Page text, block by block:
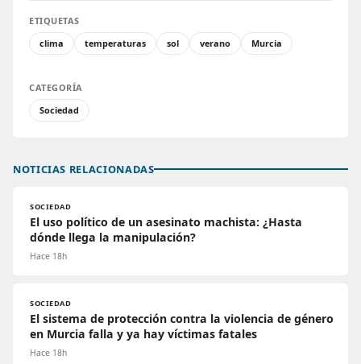
ETIQUETAS
clima
temperaturas sol verano Murcia
CATEGORÍA
Sociedad
NOTICIAS RELACIONADAS
SOCIEDAD
El uso político de un asesinato machista: ¿Hasta
dónde llega la manipulación?
Hace 18h
SOCIEDAD
El sistema de protección contra la violencia de género
en Murcia falla y ya hay víctimas fatales
Hace 18h